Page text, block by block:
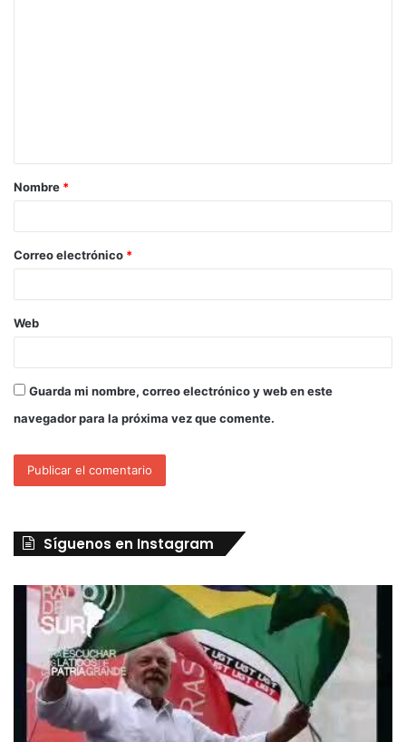
Nombre *
Correo electrónico *
Web
Guarda mi nombre, correo electrónico y web en este
navegador para la próxima vez que comente.
Síguenos en Instagram